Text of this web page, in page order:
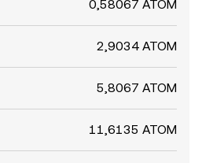
0,58067 ATOM
2,9034 ATOM
5,8067 ATOM
11,6135 ATOM